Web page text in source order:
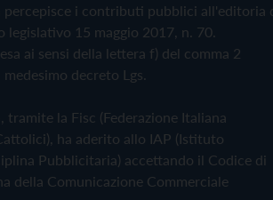
percepisce i contributi pubblici all'editoria
legislativo 15 maggio 2017, n. 70.
ai sensi della lettera f) del comma 2
decreto Lgs.
tramite la Fisc (Federazione Italiana
ha aderito allo IAP (Istituto
Pubblicitaria) accettando il Codice di
della Comunicazione Commerciale